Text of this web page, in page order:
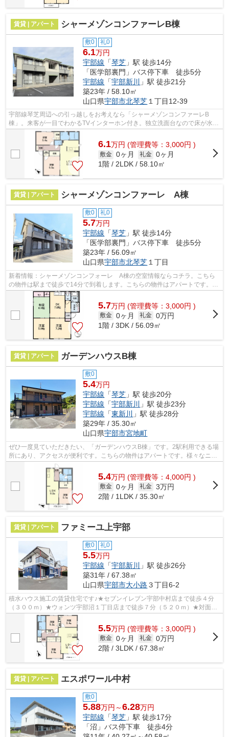
賃貸 | アパート シャーメゾンコンファーレB棟
敷0 礼0
6.1万円
宇部線 「琴芝 」駅 徒歩14分
「医学部裏門」バス停下車 徒歩5分
宇部線 「宇部新川 」駅 徒歩21分
築23年 / 58.10㎡
山口県宇部市北琴芝 １丁目12-39
宇部線琴芝周辺への引っ越しをお考えなら「シャーメゾンコンファーレB
棟」。来客が一目でわかるTVインターホン付き。独立洗面台なので床が水で
濡れたり鏡が曇ったりしにくく、清潔な状...
6.1万円 (管理費等：3,000円 )
敷金 0ヶ月 礼金 0ヶ月
1階 / 2LDK / 58.10㎡
賃貸 | アパート シャーメゾンコンファーレ A棟
敷0 礼0
5.7万円
宇部線 「琴芝 」駅 徒歩14分
「医学部裏門」バス停下車 徒歩5分
築23年 / 56.09㎡
山口県宇部市北琴芝１丁目
新着情報：シャーメゾンコンフォーレ A棟の空室情報ならコチラ。こちら
の物件は駅まで徒歩で14分で到着します。こちらの物件はアパートです。最
上階の物件です。たくさんの物件をご用...
5.7万円 (管理費等：3,000円 )
敷金 0ヶ月 礼金 0万円
1階 / 3DK / 56.09㎡
賃貸 | アパート ガーデンハウスB棟
敷0
5.4万円
宇部線 「琴芝 」駅 徒歩20分
宇部線 「宇部新川
」駅 徒歩23分
宇部線 「東新川
」駅 徒歩28分
築29年 / 35.30㎡
山口県宇部市宮地町
ぜひ一度見ていただきたい、「ガーデンハウスB棟」です。2駅利用できる場
所にあり、アクセスが便利です。こちらの物件はアパートです。様々なニー
ズに合った物件を豊富に取り揃えてお...
5.4万円 (管理費等：4,000円 )
敷金 0ヶ月 礼金 3万円
2階 / 1LDK / 35.30㎡
賃貸 | アパート ファミーユ上宇部
敷0 礼0
5.5万円
宇部線 「宇部新川
」駅 徒歩26分
築31年 / 67.38㎡
山口県宇部市大小路 ３丁目6-2
積水ハウス施工の賃貸住宅です♪★セブンイレブン宇部中村店まで徒歩４分
（３００ｍ）★ウォンツ宇部沼１丁目店まで徒歩７分（５２０ｍ）★対面キ
ッチン３ＬＤＫ★エアコン★カラーモニター...
5.5万円 (管理費等：3,000円 )
敷金 0ヶ月 礼金 0万円
2階 / 3LDK / 67.38㎡
賃貸 | アパート エスポワール中村
敷0
5.88万円～6.28万円
宇部線 「琴芝 」駅 徒歩17分
「沼」バス停下車 徒歩4分